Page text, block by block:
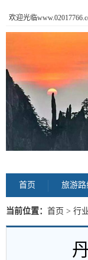
欢迎光临
首页 旅游路
当前位置： 首页 > 行